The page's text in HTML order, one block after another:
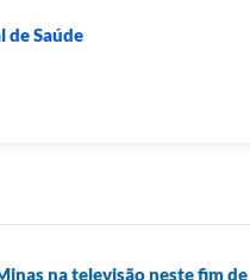
de Saúde
na televisão neste fim de